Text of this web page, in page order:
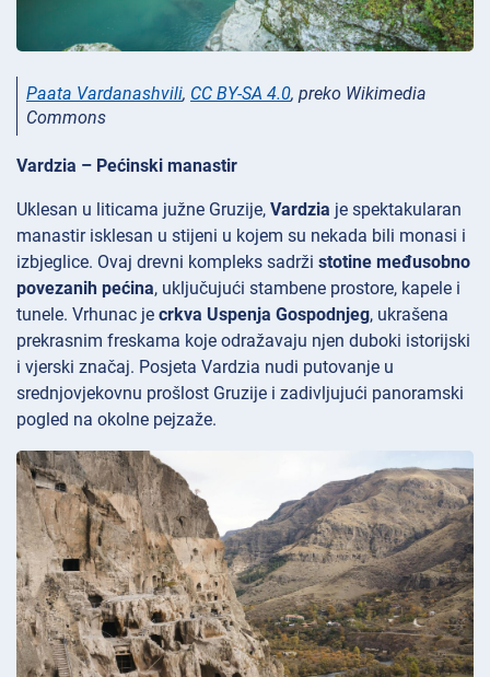
Paata Vardanashvili, CC BY-SA 4.0, preko Wikimedia
Commons
Vardzia – Pećinski manastir
Uklesan u liticama južne Gruzije, Vardzia je spektakularan
manastir isklesan u stijeni u kojem su nekada bili monasi i
izbjeglice. Ovaj drevni kompleks sadrži stotine međusobno
povezanih pećina, uključujući stambene prostore, kapele i
tunele. Vrhunac je crkva Uspenja Gospodnjeg, ukrašena
prekrasnim freskama koje odražavaju njen duboki istorijski
i vjerski značaj. Posjeta Vardzia nudi putovanje u
srednjovjekovnu prošlost Gruzije i zadivljujući panoramski
pogled na okolne pejzaže.